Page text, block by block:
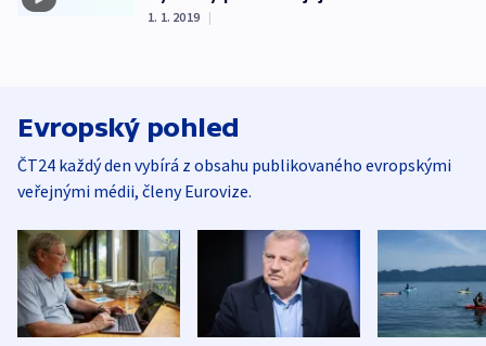
1. 1. 2019 |
Evropský pohled
ČT24 každý den vybírá z obsahu publikovaného evropskými
veřejnými médii, členy Eurovize.